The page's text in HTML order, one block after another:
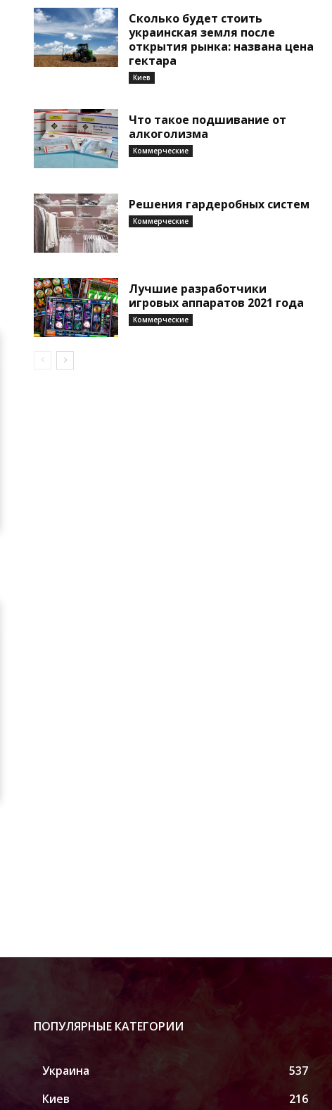
Сколько будет стоить
украинская земля после
открытия рынка: названа цена
гектара
Киев
Что такое подшивание от
алкоголизма
Коммерческие
Решения гардеробных систем
Коммерческие
Лучшие разработчики
игровых аппаратов 2021 года
Коммерческие
ПОПУЛЯРНЫЕ КАТЕГОРИИ
Украина
537
Киев
216